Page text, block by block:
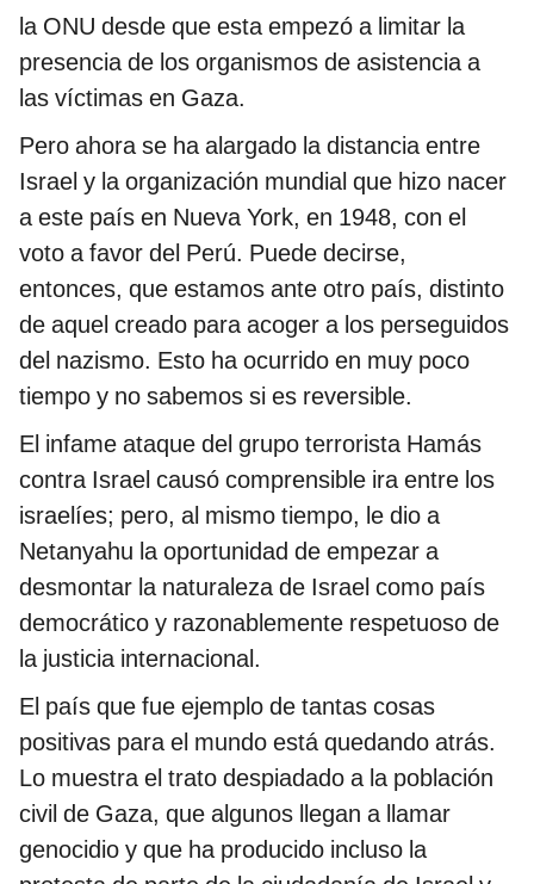
la ONU desde que esta empezó a limitar la
presencia de los organismos de asistencia a
las víctimas en Gaza.
Pero ahora se ha alargado la distancia entre
Israel y la organización mundial que hizo nacer
a este país en Nueva York, en 1948, con el
voto a favor del Perú. Puede decirse,
entonces, que estamos ante otro país, distinto
de aquel creado para acoger a los perseguidos
del nazismo. Esto ha ocurrido en muy poco
tiempo y no sabemos si es reversible.
El infame ataque del grupo terrorista Hamás
contra Israel causó comprensible ira entre los
israelíes; pero, al mismo tiempo, le dio a
Netanyahu la oportunidad de empezar a
desmontar la naturaleza de Israel como país
democrático y razonablemente respetuoso de
la justicia internacional.
El país que fue ejemplo de tantas cosas
positivas para el mundo está quedando atrás.
Lo muestra el trato despiadado a la población
civil de Gaza, que algunos llegan a llamar
genocidio y que ha producido incluso la